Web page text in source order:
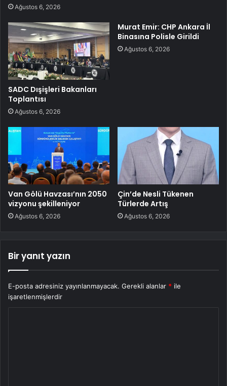
Ağustos 6, 2026
SADC Dışişleri Bakanları
Toplantısı
Ağustos 6, 2026
Murat Emir: CHP Ankara İl
Binasına Polisle Girildi
Ağustos 6, 2026
Van Gölü Havzası’nın 2050
vizyonu şekilleniyor
Ağustos 6, 2026
Çin’de Nesli Tükenen
Türlerde Artış
Ağustos 6, 2026
Bir yanıt yazın
E-posta adresiniz yayınlanmayacak. Gerekli alanlar * ile
işaretlenmişlerdir